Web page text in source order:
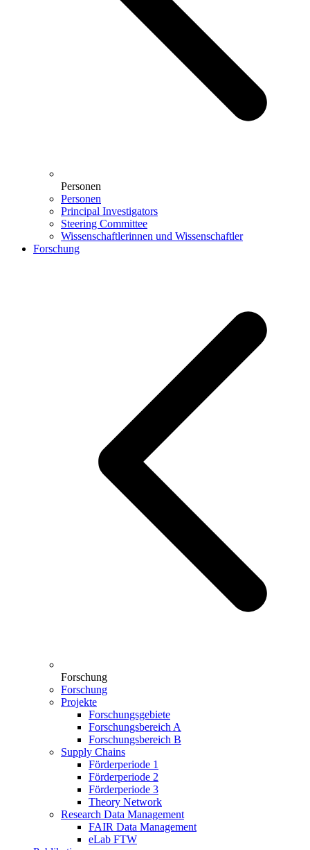
Personen
Personen
Principal Investigators
Steering Committee
Wissenschaftlerinnen und Wissenschaftler
Forschung
Forschung
Forschung
Projekte
Forschungsgebiete
Forschungsbereich A
Forschungsbereich B
Supply Chains
Förderperiode 1
Förderperiode 2
Förderperiode 3
Theory Network
Research Data Management
FAIR Data Management
eLab FTW